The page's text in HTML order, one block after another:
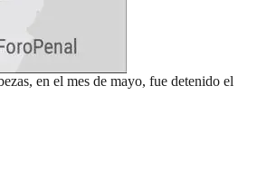
en el mes de mayo, fue detenido el